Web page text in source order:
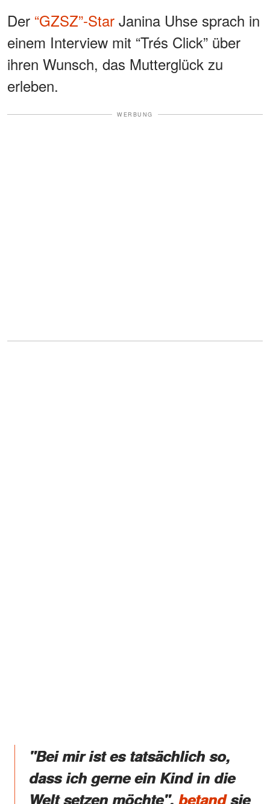
Der “GZSZ”-Star Janina Uhse sprach in
einem Interview mit “Trés Click” über
ihren Wunsch, das Mutterglück zu
erleben.
WERBUNG
"Bei mir ist es tatsächlich so,
dass ich gerne ein Kind in die
Welt setzen möchte", betandsie